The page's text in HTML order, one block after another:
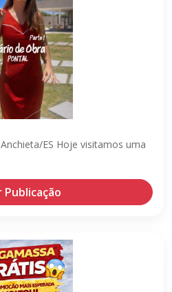
ES Hoje visitamos uma
Publicação